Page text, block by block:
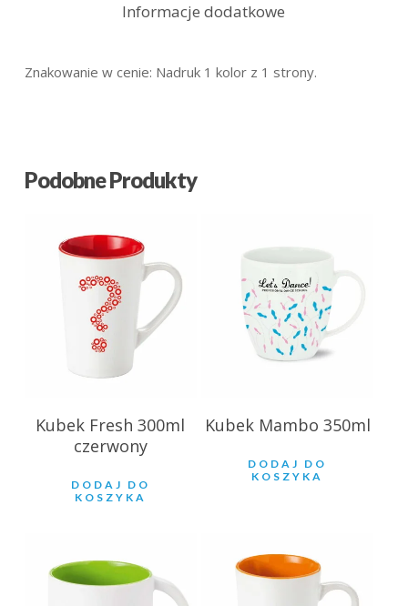
Informacje dodatkowe
Znakowanie w cenie: Nadruk 1 kolor z 1 strony.
Podobne Produkty
19.38zł
Kubek Fresh 300ml
czerwony
DODAJ DO
KOSZYKA
20.48zł
Kubek Mambo 350ml
DODAJ DO
KOSZYKA
21.90zł 18.73zł